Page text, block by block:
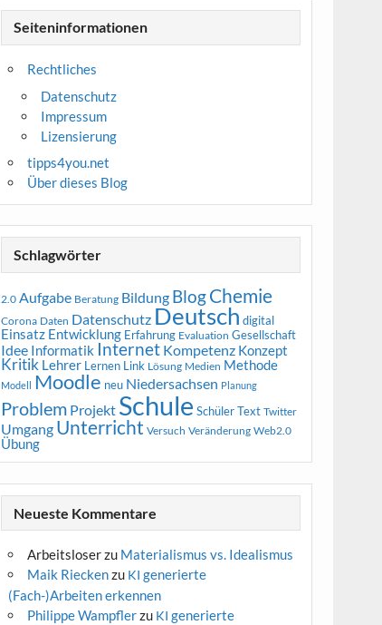
Seiteninformationen
Rechtliches
Datenschutz
Impressum
Lizensierung
tipps4you.net
Über dieses Blog
Schlagwörter
2.0 Aufgabe Beratung Bildung BlogChemie
Corona Daten Datenschutz Deutsch digital
Einsatz Entwicklung Erfahrung Evaluation Gesellschaft
Idee Informatik Internet Kompetenz Konzept
Kritik Lehrer Lernen Link Lösung Medien Methode
Modell Moodle neu Niedersachsen Planung
Problem Projekt Schule Schüler Text Twitter
Umgang Unterricht Versuch Veränderung Web2.0
Übung
Neueste Kommentare
Arbeitsloserzu Materialismus vs. Idealismus
Maik Rieckenzu KI generierte
(Fach-)Arbeiten erkennen
Philippe Wampflerzu KI generierte